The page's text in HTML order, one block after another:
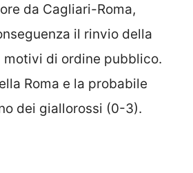
da Cagliari-Roma,
il rinvio della
di ordine pubblico.
Roma e la probabile
dei giallorossi (0-3).